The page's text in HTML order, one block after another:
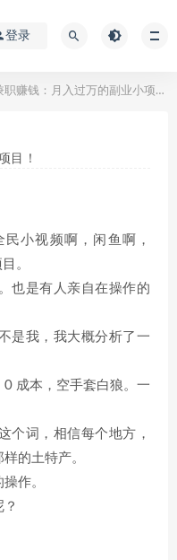
登录
赚钱：月入过万的副业小项目！
目！
小视频啊，闲鱼啊，
。
也是有人亲自在操作的
是我，我大概分析了一
成本，空手套白狼。一
个词，相信每个地方，
的土特产。
作。